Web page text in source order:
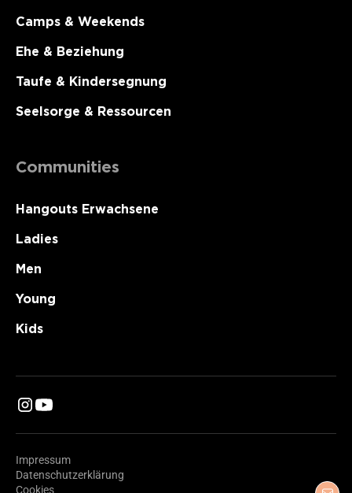
Camps & Weekends
Ehe & Beziehung
Taufe & Kindersegnung
Seelsorge & Ressourcen
Communities
Hangouts Erwachsene
Ladies
Men
Young
Kids
Impressum
Datenschutzerklärung
Cookies